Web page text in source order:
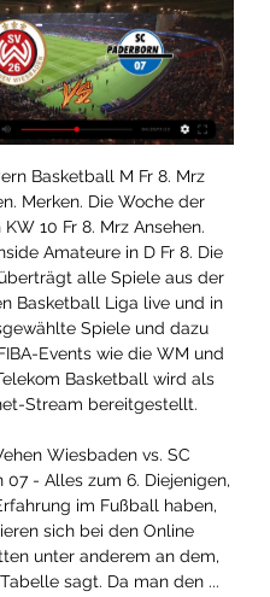
Basketball M Fr 8. Mrz
Merken. Die Woche der
KW 10 Fr 8. Mrz Ansehen.
Amateure in D Fr 8. Die
alle Spiele aus der
Basketball Liga live und in
Spiele und dazu
Events wie die WM und
Basketball wird als
Stream bereitgestellt.
Wiesbaden vs. SC
07 - Alles zum 6. Diejenigen,
im Fußball haben,
sich bei den Online
unter anderem an dem,
sagt. Da man den ...